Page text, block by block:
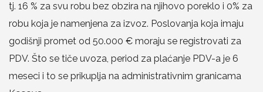
tj. 16 % za svu robu bez obzira na njihovo poreklo i 0% za
robu koja je namenjena za izvoz. Poslovanja koja imaju
godišnji promet od 50.000 € moraju se registrovati za
PDV. Što se tiče uvoza, period za plaćanje PDV-a je 6
meseci i to se prikuplja na administrativnim granicama